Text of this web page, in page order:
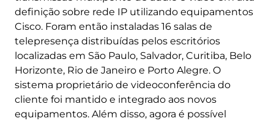
definição sobre rede IP utilizando equipamentos
Cisco. Foram então instaladas 16 salas de
telepresença distribuídas pelos escritórios
localizadas em São Paulo, Salvador, Curitiba, Belo
Horizonte, Rio de Janeiro e Porto Alegre. O
sistema proprietário de videoconferência do
cliente foi mantido e integrado aos novos
equipamentos. Além disso, agora é possível